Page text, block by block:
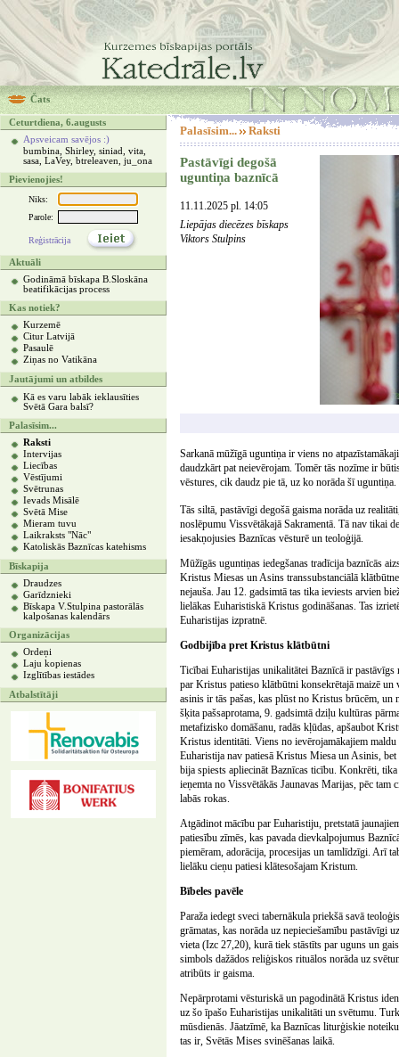
Čats
Ceturtdiena, 6.augusts
Apsveicam savējos :)
bumbina, Shirley, siniad, vita,
sasa, LaVey, btreleaven, ju_ona
Pievienojies!
Niks:
Parole:
Reģistrācija
Aktuāli
Godināmā bīskapa B.Sloskāna
beatifikācijas process
Kas notiek?
Kurzemē
Citur Latvijā
Pasaulē
Ziņas no Vatikāna
Jautājumi un atbildes
Kā es varu labāk ieklausīties
Svētā Gara balsī?
Palasīsim...
Raksti
Intervijas
Liecības
Vēstījumi
Svētrunas
Ievads Misālē
Svētā Mise
Mieram tuvu
Laikraksts "Nāc"
Katoliskās Baznīcas katehisms
Bīskapija
Draudzes
Garīdznieki
Bīskapa V.Stulpina pastorālās
kalpošanas kalendārs
Organizācijas
Ordeņi
Laju kopienas
Izglītības iestādes
Atbalstītāji
Palasīsim... Raksti
Pastāvīgi degošā
uguntiņa baznīcā
11.11.2025 pl. 14:05
Liepājas diecēzes bīskaps
Viktors Stulpins
Sarkanā mūžīgā uguntiņa ir viens no
daudzkārt pat neievērojam. Tomēr tās nozīme ir
vēstures, cik daudz pie tā, uz ko norāda šī uguntiņa.
Tās siltā, pastāvīgi degošā gaisma norāda uz
noslēpumu Vissvētākajā Sakramentā. Tā nav tikai
iesakņojusies Baznīcas vēsturē un teoloģijā.
Mūžīgās uguntiņas iedegšanas tradīcija baznīcās
Kristus Miesas un Asins transsubstanciālā
nejauša. Jau 12. gadsimtā tas tika ieviests arvien
lielākas Euharistiskā Kristus godināšanas. Tas
Euharistijas izpratnē.
Godbijība pret Kristus klātbūtni
Ticībai Euharistijas unikalitātei Baznīcā ir pastāvīgs
par Kristus patieso klātbūtni konsekrētajā maizē
asinis ir tās pašas, kas plūst no Kristus brūcēm, un
šķita pašsaprotama, 9. gadsimtā dziļu kultūras
metafizisko domāšanu, radās kļūdas, apšaubot
Kristus identitāti. Viens no ievērojamākajiem
Euharistija nav patiesā Kristus Miesa un Asinis,
bija spiests apliecināt Baznīcas ticību. Konkrēti,
ieņemta no Vissvētākās Jaunavas Marijas, pēc tam
labās rokas.
Atgādinot mācību par Euharistiju, pretstatā
patiesību zīmēs, kas pavada dievkalpojumus
piemēram, adorācija, procesijas un tamlīdzīgi. Arī
lielāku cieņu patiesi klātesošajam Kristum.
Bībeles pavēle
Paraža iedegt sveci tabernākula priekšā savā
grāmatas, kas norāda uz nepieciešamību pastāvīgi
vieta (Izc 27,20), kurā tiek stāstīts par uguns un
simbols dažādos reliģiskos rituālos norāda uz
atribūts ir gaisma.
Nepārprotami vēsturiskā un pagodinātā Kristus
uz šo īpašo Euharistijas unikalitāti un svētumu.
mūsdienās. Jāatzīmē, ka Baznīcas liturģiskie
tas ir, Svētās Mises svinēšanas laikā.